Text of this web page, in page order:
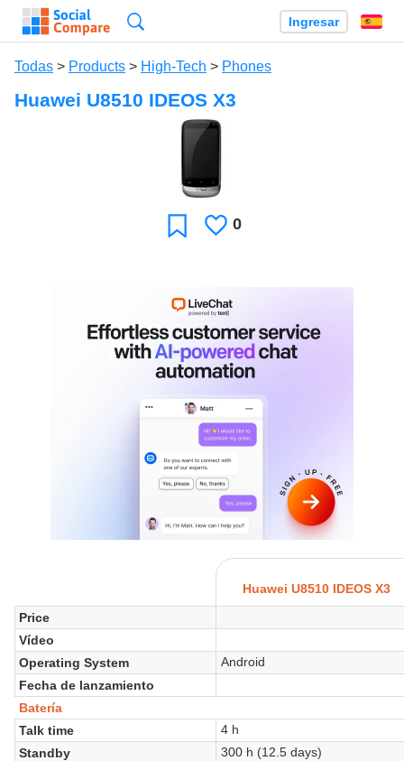
Ingresar
Todas > Products > High-Tech > Phones
Huawei U8510 IDEOS X3
Favoritos
Le
0
Huawei U8510 IDEOS X3
Price
Vídeo
Operating System
Android
Fecha de lanzamiento
Batería
Talk time
4 h
Standby
300 h (12.5 days)